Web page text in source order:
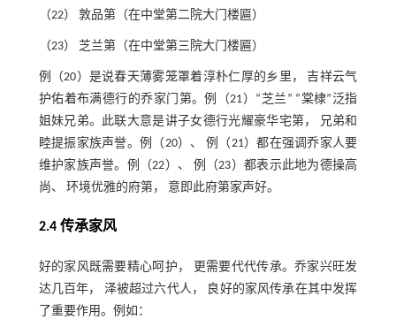
（22） 敦品第（在中堂第二院大门楼匾）
（23） 芝兰第（在中堂第三院大门楼匾）
例（20）是说春天薄雾笼罩着淳朴仁厚的乡里， 吉祥云气
护佑着布满德行的乔家门第。例（21）“芝兰” “棠棣”泛指
姐妹兄弟。此联大意是讲子女德行光耀豪华宅第， 兄弟和
睦提振家族声誉。例（20）、 例（21）都在强调乔家人要
维护家族声誉。例（22）、 例（23）都表示此地为德操高
尚、 环境优雅的府第， 意即此府第家声好。
2.4 传承家风
好的家风既需要精心呵护， 更需要代代传承。乔家兴旺发
达几百年， 泽被超过六代人， 良好的家风传承在其中发挥
了重要作用。例如：